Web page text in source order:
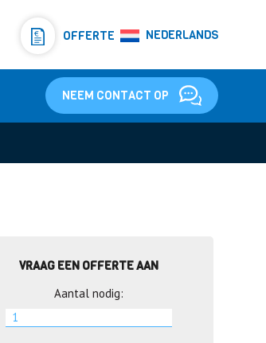
OFFERTE NEDERLANDS
NEEM CONTACT OP
VRAAG EEN OFFERTE AAN
Aantal nodig: